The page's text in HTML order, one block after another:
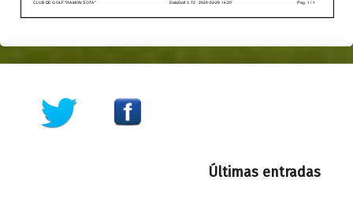
Skip back to main navigation
Últimas entradas